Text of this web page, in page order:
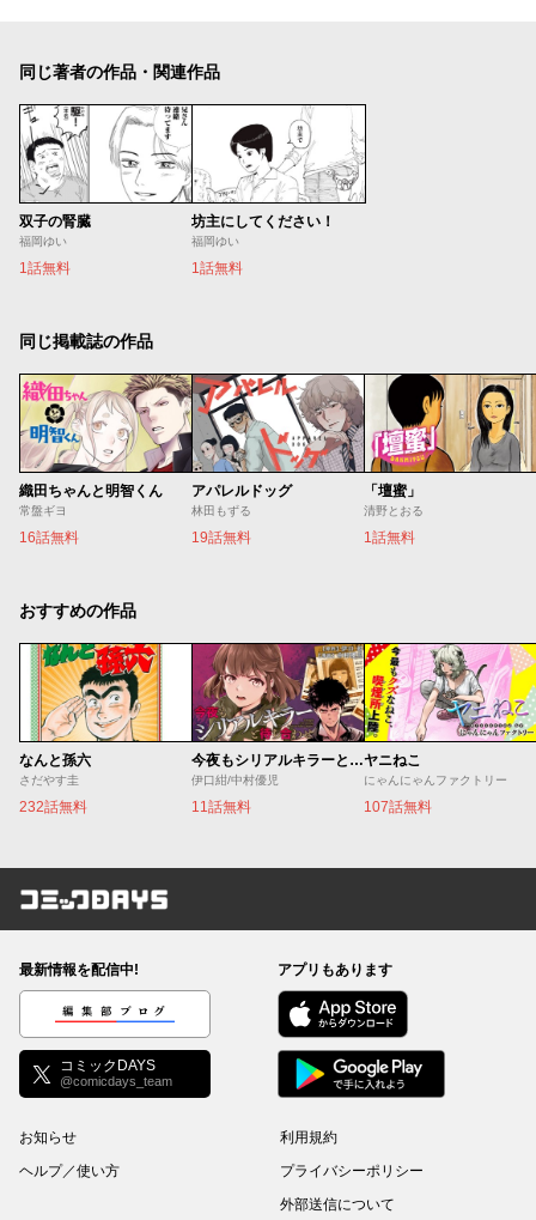
同じ著者の作品・関連作品
双子の腎臓
福岡ゆい
1話無料
坊主にしてください！
福岡ゆい
1話無料
同じ掲載誌の作品
織田ちゃんと明智くん
常盤ギヨ
16話無料
アパレルドッグ
林田もずる
19話無料
「壇蜜」
清野とおる
1話無料
おすすめの作品
なんと孫六
さだやす圭
232話無料
今夜もシリアルキラーと待ち合わせ
伊口紺/中村優児
11話無料
ヤニねこ
にゃんにゃんファクトリー
107話無料
コミックDAYS
最新情報を配信中!
編集部ブログ
コミックDAYS
@comicdays_team
アプリもあります
お知らせ
ヘルプ／使い方
利用規約
プライバシーポリシー
外部送信について